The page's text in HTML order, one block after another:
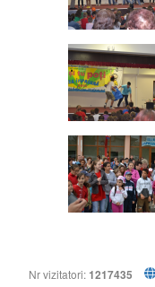
Nr vizitatori: 1217435